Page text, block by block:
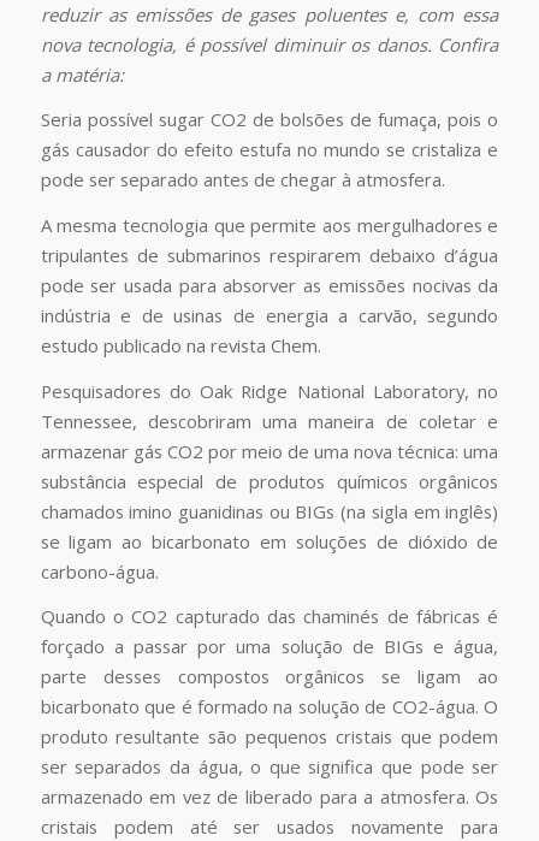
reduzir as emissões de gases poluentes e, com essa
nova tecnologia, é possível diminuir os danos. Confira
a matéria:
Seria possível sugar CO2 de bolsões de fumaça, pois o
gás causador do efeito estufa no mundo se cristaliza e
pode ser separado antes de chegar à atmosfera.
A mesma tecnologia que permite aos mergulhadores e
tripulantes de submarinos respirarem debaixo d’água
pode ser usada para absorver as emissões nocivas da
indústria e de usinas de energia a carvão, segundo
estudo publicado na revista Chem.
Pesquisadores do Oak Ridge National Laboratory, no
Tennessee, descobriram uma maneira de coletar e
armazenar gás CO2 por meio de uma nova técnica: uma
substância especial de produtos químicos orgânicos
chamados imino guanidinas ou BIGs (na sigla em inglês)
se ligam ao bicarbonato em soluções de dióxido de
carbono-água.
Quando o CO2 capturado das chaminés de fábricas é
forçado a passar por uma solução de BIGs e água,
parte desses compostos orgânicos se ligam ao
bicarbonato que é formado na solução de CO2-água. O
produto resultante são pequenos cristais que podem
ser separados da água, o que significa que pode ser
armazenado em vez de liberado para a atmosfera. Os
cristais podem até ser usados ​​novamente para